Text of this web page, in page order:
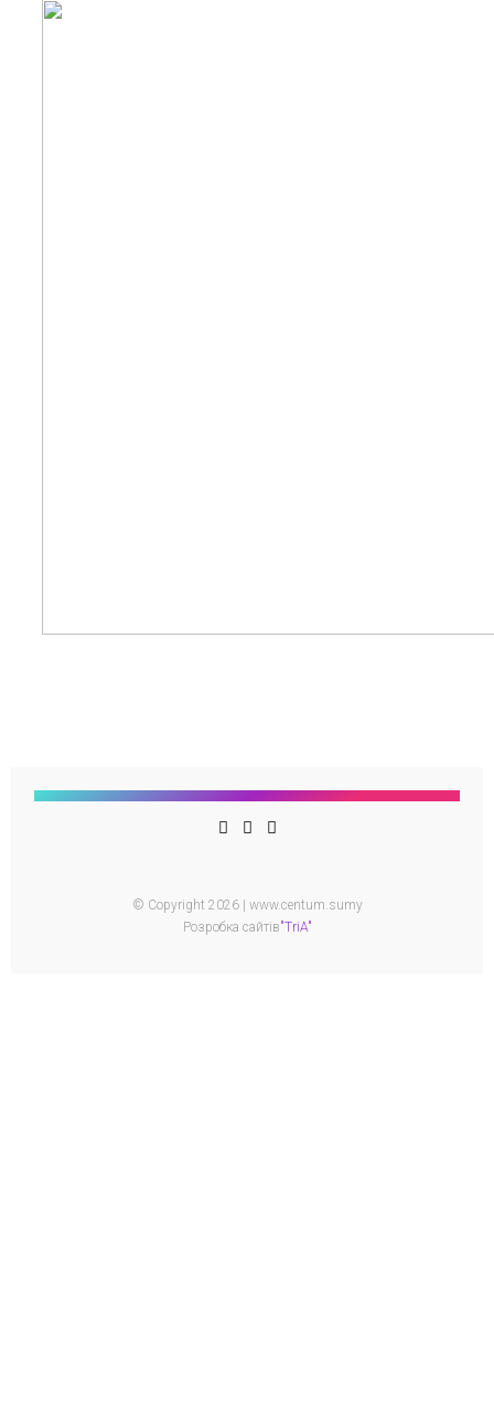
© Copyright 2026 | www.centum.sumy
Розробка сайтів"TriA"